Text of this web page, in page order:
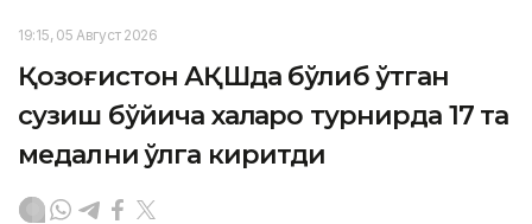
19:15, 05 Август 2026
Қозоғистон АҚШда бўлиб ўтган
сузиш бўйича халқаро турнирда 17 та
медални қўлга киритди